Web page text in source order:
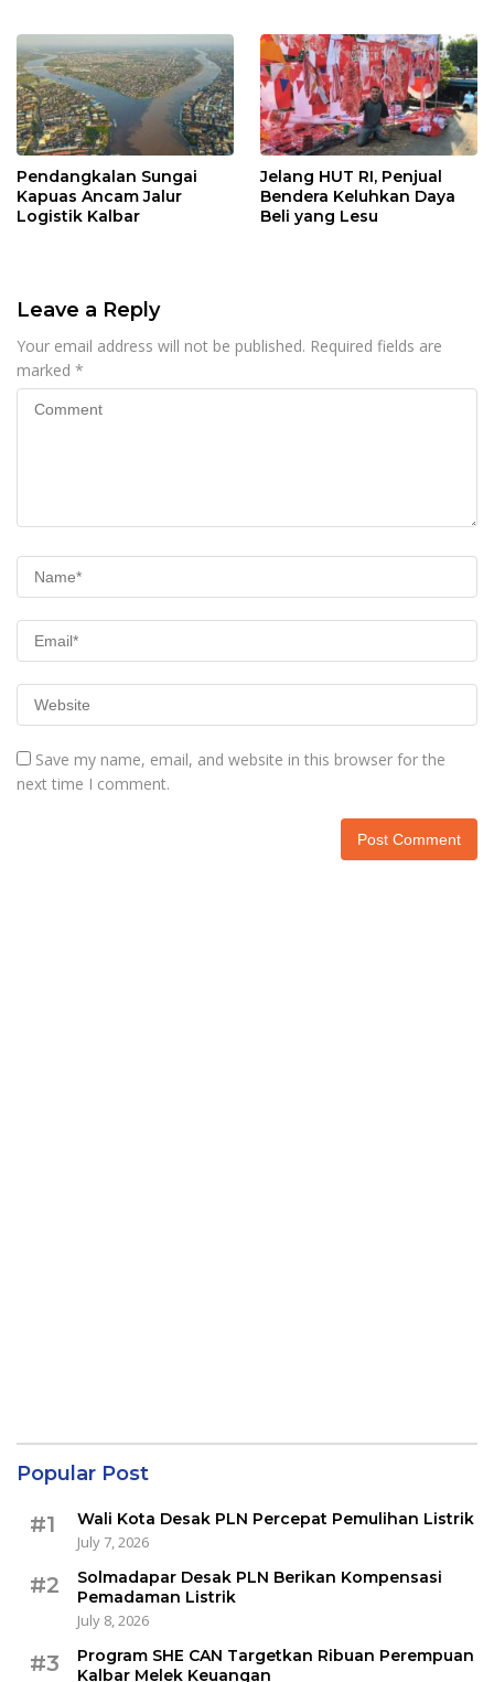
Pendangkalan Sungai
Kapuas Ancam Jalur
Logistik Kalbar
Jelang HUT RI, Penjual
Bendera Keluhkan Daya
Beli yang Lesu
Leave a Reply
Your email address will not be published. Required fields are
marked *
Save my name, email, and website in this browser for the
next time I comment.
Popular Post
#1
Wali Kota Desak PLN Percepat Pemulihan Listrik
July 7, 2026
#2
Solmadapar Desak PLN Berikan Kompensasi
Pemadaman Listrik
July 8, 2026
#3
Program SHE CAN Targetkan Ribuan Perempuan
Kalbar Melek Keuangan